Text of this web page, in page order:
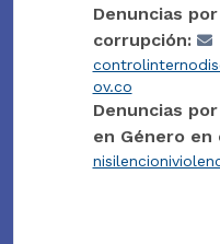
Denuncias
corrupción:
ov.co
Denuncias
en Género en